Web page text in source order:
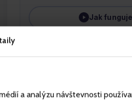
a analýzu návštevnosti
Jak funguje